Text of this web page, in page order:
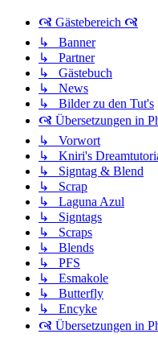
🙧 Gästebereich 🙧
↳ Banner
↳ Partner
↳ Gästebuch
↳ News
↳ Bilder zu den Tut's
🙧 Übersetzungen in
↳ Vorwort
↳ Kniri's
↳ Signtag & Blend
↳ Scrap
↳ Laguna Azul
↳ Signtags
↳ Scraps
↳ Blends
↳ PFS
↳ Esmakole
↳ Butterfly
↳ Encyke
🙧 Übersetzungen in